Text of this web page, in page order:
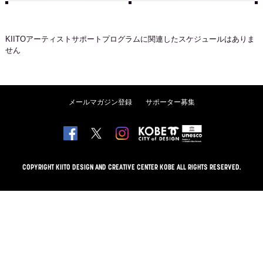
KIITOアーティストサポートプログラムに関連したスケジュールはありま
せん
メールマガジン登録 サポーター募集
COPYRIGHT KIITO DESIGN AND CREATIVE CENTER KOBE ALL RIGHTS RESERVED.